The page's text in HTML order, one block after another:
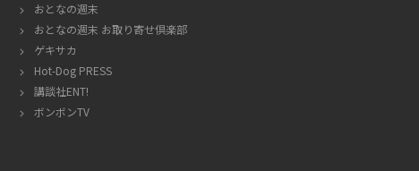
おとなの週末
おとなの週末 お取り寄せ倶楽部
ゲキサカ
Hot-Dog PRESS
講談社ENT!
ボンボンTV